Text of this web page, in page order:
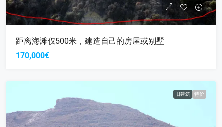
距离海滩仅500米，建造自己的房屋或别墅
170,000€
旧建筑 特价